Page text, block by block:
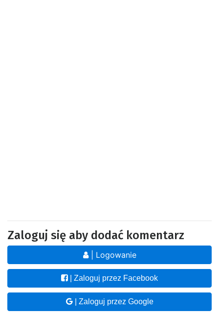
Zaloguj się aby dodać komentarz
| Logowanie
| Zaloguj przez Facebook
| Zaloguj przez Google